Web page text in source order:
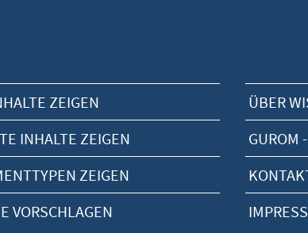
ZEIGEN
INHALTE ZEIGEN
ZEIGEN
VORSCHLAGEN
ÜBER
GUROM